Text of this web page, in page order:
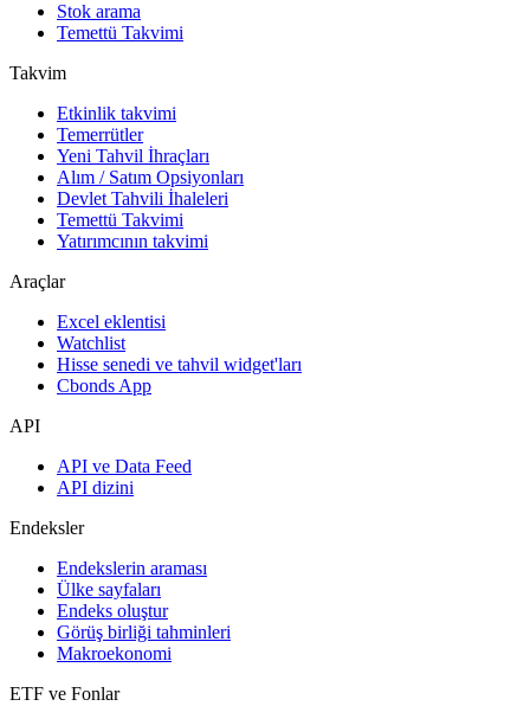
Stok arama
Temettü Takvimi
Takvim
Etkinlik takvimi
Temerrütler
Yeni Tahvil İhraçları
Alım / Satım Opsiyonları
Devlet Tahvili İhaleleri
Temettü Takvimi
Yatırımcının takvimi
Araçlar
Excel eklentisi
Watchlist
Hisse senedi ve tahvil widget'ları
Cbonds App
API
API ve Data Feed
API dizini
Endeksler
Endekslerin araması
Ülke sayfaları
Endeks oluştur
Görüş birliği tahminleri
Makroekonomi
ETF ve Fonlar